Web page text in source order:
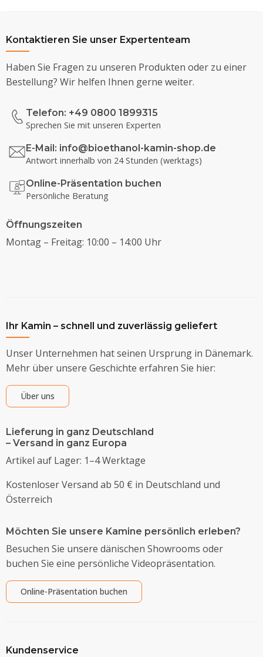
Kontaktieren Sie unser Expertenteam
Haben Sie Fragen zu unseren Produkten oder zu einer
Bestellung? Wir helfen Ihnen gerne weiter.
Telefon: +49 0800 1899315
Sprechen Sie mit unseren Experten
E-Mail: info@bioethanol-kamin-shop.de
Antwort innerhalb von 24 Stunden (werktags)
Online-Präsentation buchen
Persönliche Beratung
Öffnungszeiten
Montag – Freitag: 10:00 – 14:00 Uhr
Ihr Kamin – schnell und zuverlässig geliefert
Unser Unternehmen hat seinen Ursprung in Dänemark.
Mehr über unsere Geschichte erfahren Sie hier:
Über uns
Lieferung in ganz Deutschland
– Versand in ganz Europa
Artikel auf Lager: 1–4 Werktage
Kostenloser Versand ab 50 € in Deutschland und
Österreich
Möchten Sie unsere Kamine persönlich erleben?
Besuchen Sie unsere dänischen Showrooms oder
buchen Sie eine persönliche Videopräsentation.
Online-Präsentation buchen
Kundenservice